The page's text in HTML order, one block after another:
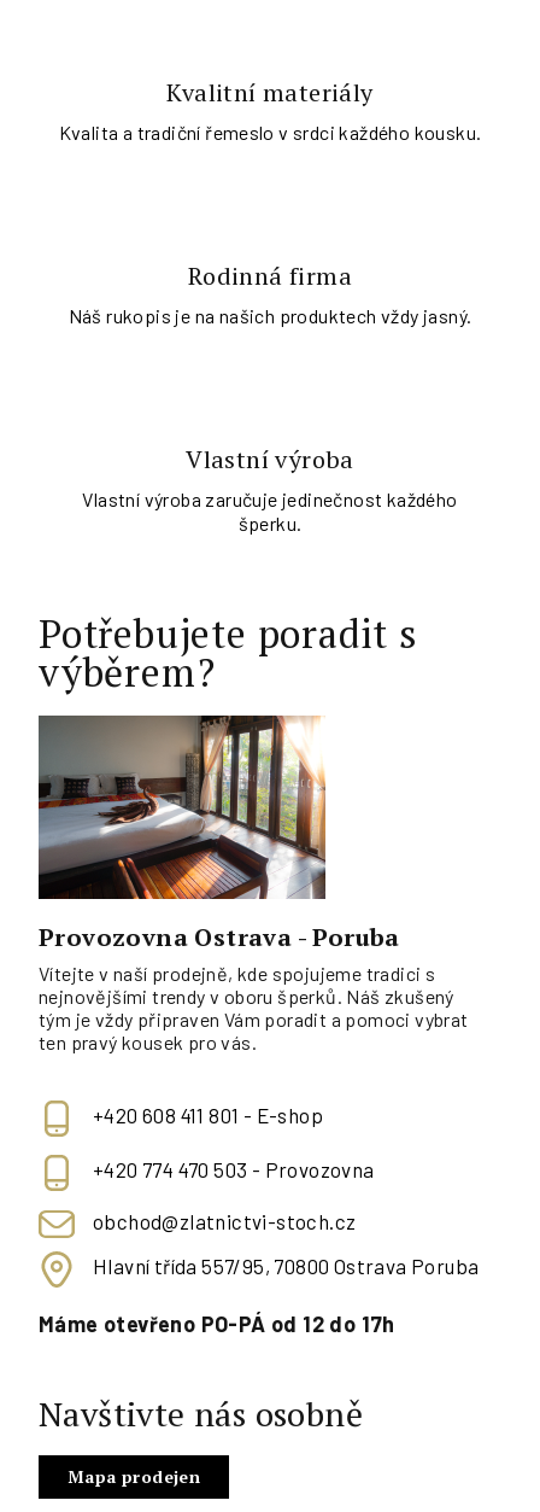
Kvalitní materiály
Kvalita a tradiční řemeslo v srdci každého kousku.
Rodinná firma
Náš rukopis je na našich produktech vždy jasný.
Vlastní výroba
Vlastní výroba zaručuje jedinečnost každého
šperku.
Potřebujete poradit s
výběrem?
Provozovna Ostrava - Poruba
Vítejte v naší prodejně, kde spojujeme tradici s
nejnovějšími trendy v oboru šperků. Náš zkušený
tým je vždy připraven Vám poradit a pomoci vybrat
ten pravý kousek pro vás.
+420 608 411 801 - E-shop
+420 774 470 503 - Provozovna
obchod@zlatnictvi-stoch.cz
Hlavní třída 557/95, 70800 Ostrava Poruba
Máme otevřeno PO-PÁ od 12 do 17h
Navštivte nás osobně
Mapa prodejen